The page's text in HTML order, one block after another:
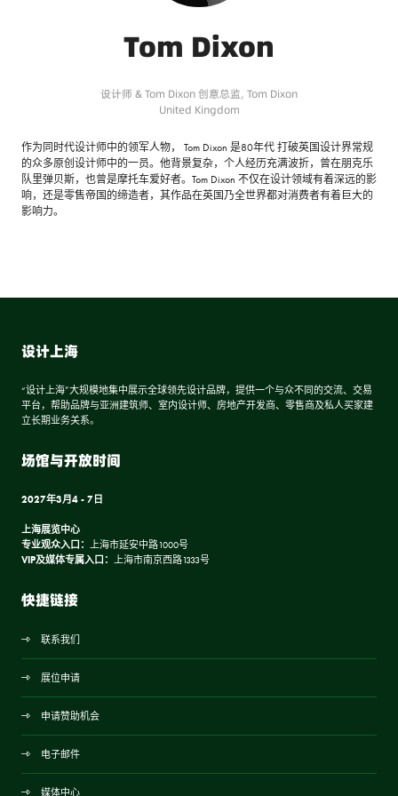
Tom Dixon
设计师 & Tom Dixon 创意总监, Tom Dixon
United Kingdom
作为同时代设计师中的领军人物， Tom Dixon 是80年代 打破英国设计界常规
的众多原创设计师中的一员。他背景复杂，个人经历充满波折，曾在朋克乐
队里弹贝斯，也曾是摩托车爱好者。Tom Dixon 不仅在设计领域有着深远的影
响，还是零售帝国的缔造者，其作品在英国乃全世界都对消费者有着巨大的
影响力。
设计上海
“设计上海”大规模地集中展示全球领先设计品牌，提供一个与众不同的交流、交易
平台，帮助品牌与亚洲建筑师、室内设计师、房地产开发商、零售商及私人买家建
立长期业务关系。
场馆与开放时间
2027年3月4 - 7日
上海展览中心
专业观众入口： 上海市延安中路1000号
VIP及媒体专属入口： 上海市南京西路1333号
快捷链接
联系我们
展位申请
申请赞助机会
电子邮件
媒体中心